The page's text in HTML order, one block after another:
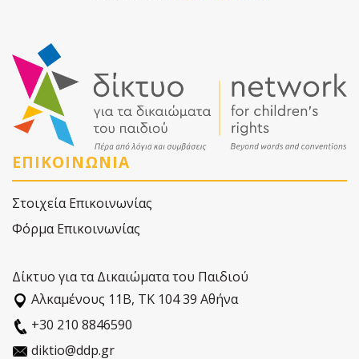
ΕΠΙΚΟΙΝΩΝΙΑ
Στοιχεία Επικοινωνίας
Φόρμα Επικοινωνίας
Δίκτυο για τα Δικαιώματα του Παιδιού
Αλκαµένους 11Β, ΤΚ 104 39 Αθήνα
+30 210 8846590
diktio@ddp.gr